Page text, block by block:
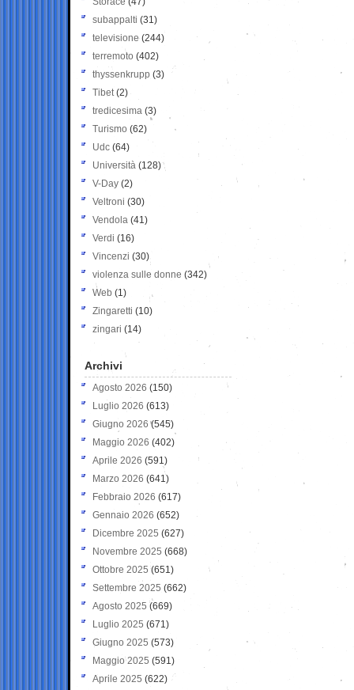
subappalti (31)
televisione(244)
terremoto (402)
thyssenkrupp (3)
Tibet(2)
tredicesima (3)
Turismo (62)
Udc (64)
Università (128)
V-Day (2)
Veltroni (30)
Vendola (41)
Verdi (16)
Vincenzi (30)
violenza sulle donne (342)
Web (1)
Zingaretti (10)
zingari (14)
Archivi
Agosto 2026 (150)
Luglio 2026 (613)
Giugno 2026 (545)
Maggio 2026 (402)
Aprile 2026 (591)
Marzo 2026 (641)
Febbraio 2026 (617)
Gennaio 2026 (652)
Dicembre 2025 (627)
Novembre 2025 (668)
Ottobre 2025 (651)
Settembre 2025 (662)
Agosto 2025 (669)
Luglio 2025 (671)
Giugno 2025 (573)
Maggio 2025 (591)
Aprile 2025 (622)